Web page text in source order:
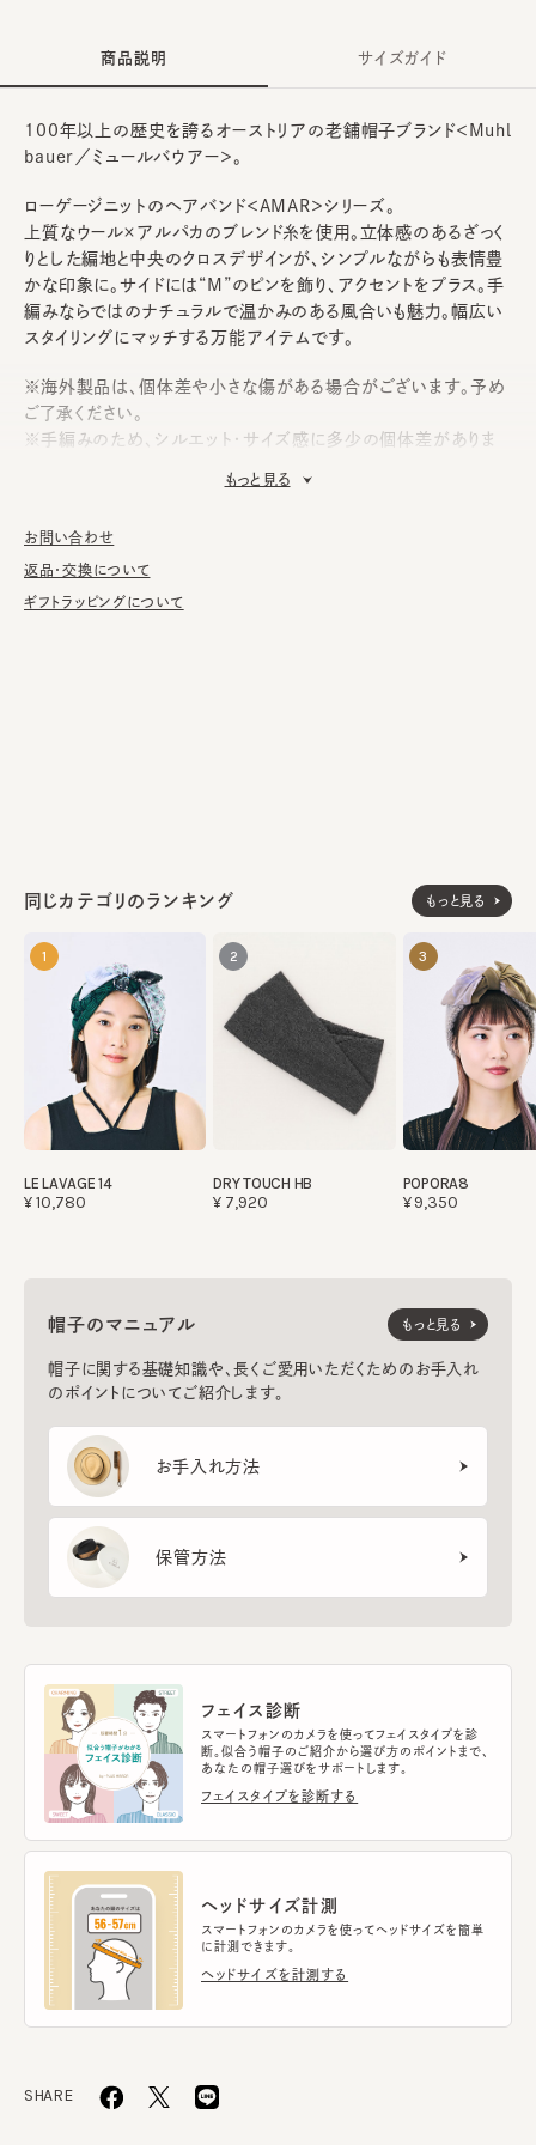
商品説明
100年以上の歴史を誇るオーストリアの老舗帽子ブランド＜Muhl
bauer／ミュールバウアー＞。
ローゲージニットのヘアバンド＜AMAR＞シリーズ。
上質なウール×アルパカのブレンド糸を使用。立体感のあるざっく
りとした編地と中央のクロスデザインが、シンプルながらも表情豊
かな印象に。サイドには“M”のピンを飾り、アクセントをプラス。手
編みならではのナチュラルで温かみのある風合いも魅力。幅広い
スタイリングにマッチする万能アイテムです。
※海外製品は、個体差や小さな傷がある場合がございます。予め
ご了承ください。
※手編みのため、シルエット・サイズ感に多少の個体差がありま
1903年、ジュリアナ・ミュールバウアーがウィーンに程近いフロリ
ツドルフで婦人帽子仕立て屋を創業。以後代々引き継がれ、200
1年より4代目のクラウス氏がデザイナーとして就任。兄妹である
もっと見る
サイズガイド
お問い合わせ
返品・交換について
ギフトラッピングについて
同じカテゴリのランキング もっと見る
1
LE LAVAGE 14
¥10,780
2
DRY TOUCH HB
¥7,920
3
POPORA8
¥9,350
帽子のマニュアル
帽子に関する基礎知識や、長くご愛用いただくためのお手入れ
のポイントについてご紹介します。
お手入れ方法
保管方法
もっと見る
フェイス診断
スマートフォンのカメラを使ってフェイスタイプを診
断。似合う帽子のご紹介から選び方のポイントまで、
あなたの帽子選びをサポートします。
フェイスタイプを診断する
ヘッドサイズ計測
スマートフォンのカメラを使ってヘッドサイズを簡単
に計測できます。
ヘッドサイズを計測する
SHARE